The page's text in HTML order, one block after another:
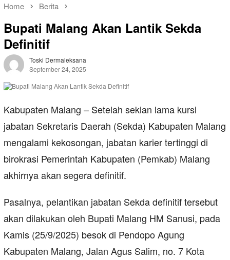
Home Berita
Bupati Malang Akan Lantik Sekda
Definitif
Toski Dermaleksana
September 24, 2025
Kabupaten Malang – Setelah sekian lama kursi
jabatan Sekretaris Daerah (Sekda) Kabupaten Malang
mengalami kekosongan, jabatan karier tertinggi di
birokrasi Pemerintah Kabupaten (Pemkab) Malang
akhirnya akan segera definitif.
Pasalnya, pelantikan jabatan Sekda definitif tersebut
akan dilakukan oleh Bupati Malang HM Sanusi, pada
Kamis (25/9/2025) besok di Pendopo Agung
Kabupaten Malang, Jalan Agus Salim, no. 7 Kota